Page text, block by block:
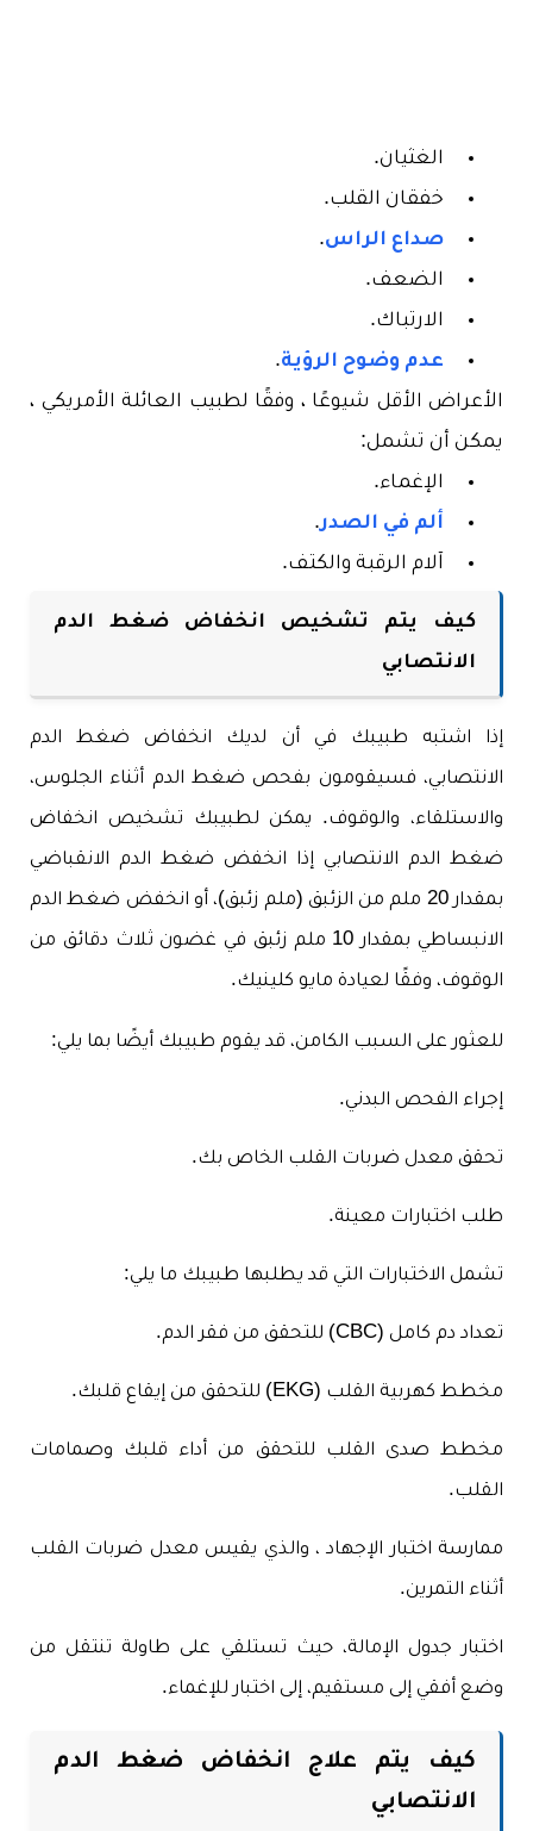
الغثيان.
خفقان القلب.
صداع الراس.
الضعف.
الارتباك.
عدم وضوح الرؤية.
الأعراض الأقل شيوعًا ، وفقًا لطبيب العائلة الأمريكي ،
يمكن أن تشمل:
الإغماء.
ألم في الصدر.
آلام الرقبة والكتف.
كيف يتم تشخيص انخفاض ضغط الدم
الانتصابي
إذا اشتبه طبيبك في أن لديك انخفاض ضغط الدم
الانتصابي، فسيقومون بفحص ضغط الدم أثناء الجلوس،
والاستلقاء، والوقوف. يمكن لطبيبك تشخيص انخفاض
ضغط الدم الانتصابي إذا انخفض ضغط الدم الانقباضي
بمقدار 20 ملم من الزئبق (ملم زئبق)، أو انخفض ضغط الدم
الانبساطي بمقدار 10 ملم زئبق في غضون ثلاث دقائق من
الوقوف، وفقًا لعيادة مايو كلينيك.
للعثور على السبب الكامن، قد يقوم طبيبك أيضًا بما يلي:
إجراء الفحص البدني.
تحقق معدل ضربات القلب الخاص بك.
طلب اختبارات معينة.
تشمل الاختبارات التي قد يطلبها طبيبك ما يلي:
تعداد دم كامل (CBC) للتحقق من فقر الدم.
مخطط كهربية القلب (EKG) للتحقق من إيقاع قلبك.
مخطط صدى القلب للتحقق من أداء قلبك وصمامات
القلب.
ممارسة اختبار الإجهاد ، والذي يقيس معدل ضربات القلب
أثناء التمرين.
اختبار جدول الإمالة، حيث تستلقي على طاولة تنتقل من
وضع أفقي إلى مستقيم، إلى اختبار للإغماء.
كيف يتم علاج انخفاض ضغط الدم
الانتصابي